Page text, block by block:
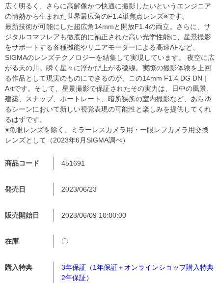
商品コード 451691
発売日 2023/06/23
販売開始日 2023/06/09 10:00:00
在庫 〇
購入特典
3年保証（1年保証＋オンラインショップ購入特典
2年保証）
広く明るく、さらに高解像かつ快適に撮影したいというエンジニア
の情熱から生まれた世界最広角のF1.4単焦点レンズ※です。
最新技術が可能にした超広角14mmと開放F1.4の両立。さらに、サ
ジタルコマフレアも徹底的に補正された高い光学性能に、星景撮影
をサポートする各種機能やリニアモーターによる高速AFなど、
SIGMAのレンズテクノロジーを結集して実現しています。 夜空に広
がる天の川。瞬く星々に浮かび上がる稜線。実際の撮影体験を上回
る作品として現実のものにできるのが、この14mm F1.4 DG DN |
Artです。そして、星景撮影で保証されたその実力は、日中の風景、
建築、スナップ、ポートレート、暗所狭所の室内撮影など、あらゆ
るシーンにおいて新しい視覚表現の可能性と楽しみを提供してくれ
るはずです。
※魚眼レンズを除く、ミラーレスカメラ用・一眼レフカメラ用交換
レンズとして（2023年6月SIGMA調べ）